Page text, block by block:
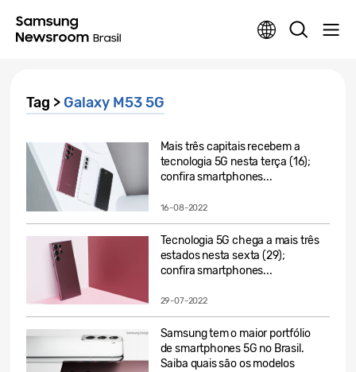
Tag > Galaxy M53 5G
Mais três capitais recebem a
tecnologia 5G nesta terça (16);
confira smartphones...
16-08-2022
Tecnologia 5G chega a mais três
estados nesta sexta (29);
confira smartphones...
29-07-2022
Samsung tem o maior portfólio
de smartphones 5G no Brasil.
Saiba quais são os modelos